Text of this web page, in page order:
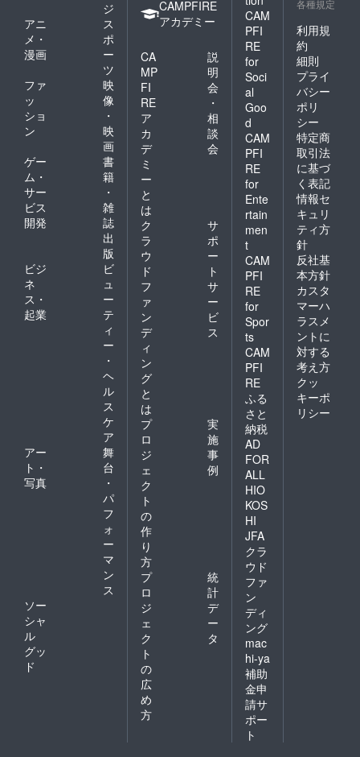
ジ
アニ
メ・
漫画
ス
ポ
ー
ツ
ファ
ッ
ショ
ン
映
像
・
映
画
ゲー
ム・
サー
ビス
開発
書
籍
・
雑
誌
出
版
ビジ
ネ
ス・
起業
ビ
ュ
ー
テ
ィ
ー
・
ヘ
ル
ス
ケ
ア
アー
ト・
写真
舞
台
・
パ
フ
ォ
ー
マ
ン
ス
ソー
シャ
ル
グッ
ド
CAMPFIRE
アカデミー
CA
MP
FI
RE
ア
カ
デ
ミ
ー
と
は
説
明
会
・
相
談
会
ク
ラ
ウ
ド
フ
ァ
ン
デ
ィ
ン
グ
と
は
サ
ポ
ー
ト
サ
ー
ビ
ス
プ
ロ
ジ
ェ
ク
ト
の
作
り
方
実
施
事
例
プ
ロ
ジ
ェ
ク
ト
の
広
め
方
統
計
デ
ー
タ
CAM
PFI
RE
for
Soci
al
Goo
d
CAM
PFI
RE
for
Ente
rtain
men
t
CAM
PFI
RE
for
Spor
ts
CAM
PFI
RE
ふる
さと
納税
AD
FOR
ALL
HIO
KOS
HI
JFA
クラ
ウド
ファ
ン
ディ
ング
mac
hi-ya
補助
金申
請サ
ポー
ト
各種規定
利用規
約
細則
プライ
バシー
ポリ
シー
特定商
取引法
に基づ
く表記
情報セ
キュリ
ティ方
針
反社基
本方針
カスタ
マーハ
ラスメ
ントに
対する
考え方
クッ
キーポ
リシー